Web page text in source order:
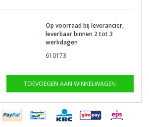
Op voorraad bij leverancier,
leverbaar binnen 2 tot 3
werkdagen
610173
TOEVOEGEN AAN WINKELWAGEN